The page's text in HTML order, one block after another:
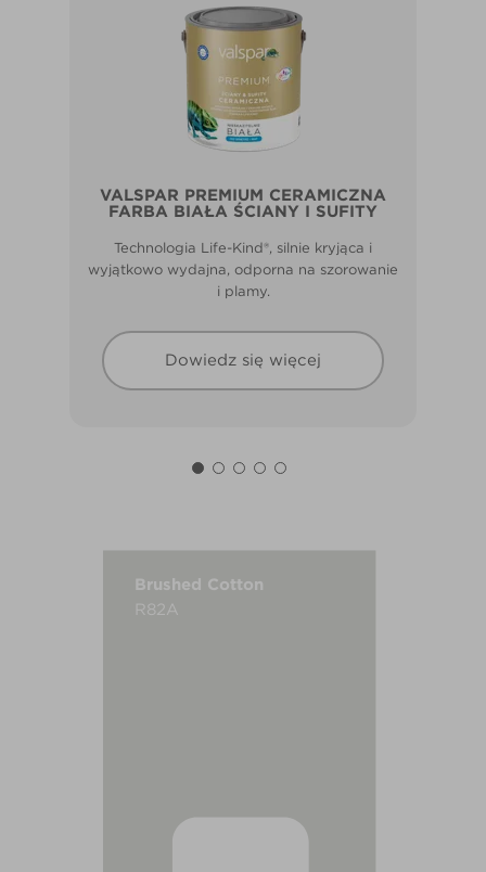
VALSPAR PREMIUM CERAMICZNA
FARBA BIAŁA ŚCIANY I SUFITY
Technologia Life-Kind®, silnie kryjąca i
wyjątkowo wydajna, odporna na szorowanie
i plamy.
Dowiedz się więcej
Brushed Cotton
R82A